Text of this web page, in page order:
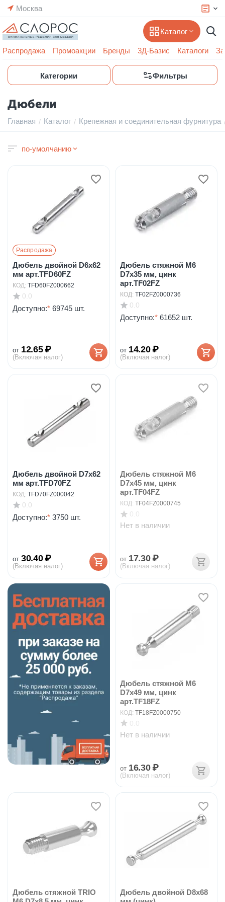
Москва
Каталог
Распродажа Промоакции Бренды 3Д-Базис Каталоги
Категории Фильтры
Дюбели
Главная / Каталог / Крепежная и соединительная фурнитура
по-умолчанию
Распродажа
Дюбель двойной D6x62
мм арт.TFD60FZ
КОД: TFD60FZ000662
0.0
Доступно:* 69745 шт.
от 12.65 ₽
(Включая налог)
Дюбель стяжной М6
D7х35 мм, цинк
арт.TF02FZ
КОД: TF02FZ0000736
0.0
Доступно:* 61652 шт.
от 14.20 ₽
(Включая налог)
Дюбель двойной D7x62
мм арт.TFD70FZ
КОД: TFD70FZ000042
0.0
Доступно:* 3750 шт.
от 30.40 ₽
(Включая налог)
Дюбель стяжной М6
D7х45 мм, цинк
арт.TF04FZ
КОД: TF04FZ0000745
Нет в наличии
от 17.30 ₽
(Включая налог)
Дюбель стяжной М6
D7х49 мм, цинк
арт.TF18FZ
КОД: TF18FZ0000750
Нет в наличии
от 16.30 ₽
(Включая налог)
Дюбель стяжной TRIO
Дюбель двойной D8x68